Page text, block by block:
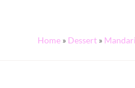
Home » Dessert »